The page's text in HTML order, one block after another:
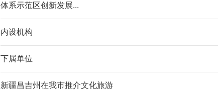
体系示范区创新发展...
内设机构
下属单位
新疆昌吉州在我市推介文化旅游